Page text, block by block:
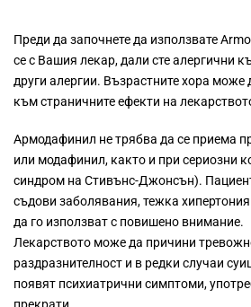
Преди да започнете да използвате
се с Вашия лекар, дали сте алергични
други алергии. Възрастните хора може
към страничните ефекти на
Армодафинил не трябва да се приема
или модафинил, както и при сериозни
синдром на Стивънс-Джонсън).
съдови заболявания, тежка
да го използват с повишено внимание.
Лекарството може да причини
раздразнителност и в редки случаи
появят психиатрични симптоми,